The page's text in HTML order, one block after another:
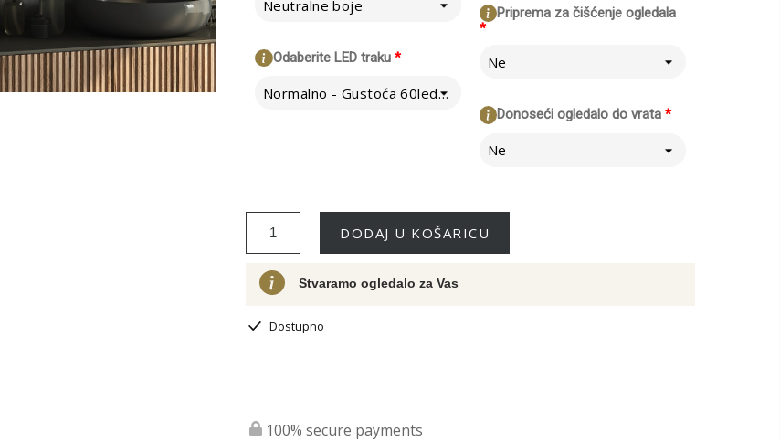
Neutralne boje
*
Odaberite LED traku
Normalno - Gustoća 60led/m
*
Priprema za čišćenje ogledala
Ne
*
Donoseći ogledalo do vrata
Ne
DODAJ U KOŠARICU
Stvaramo ogledalo za Vas
Dostupno
100% secure payments